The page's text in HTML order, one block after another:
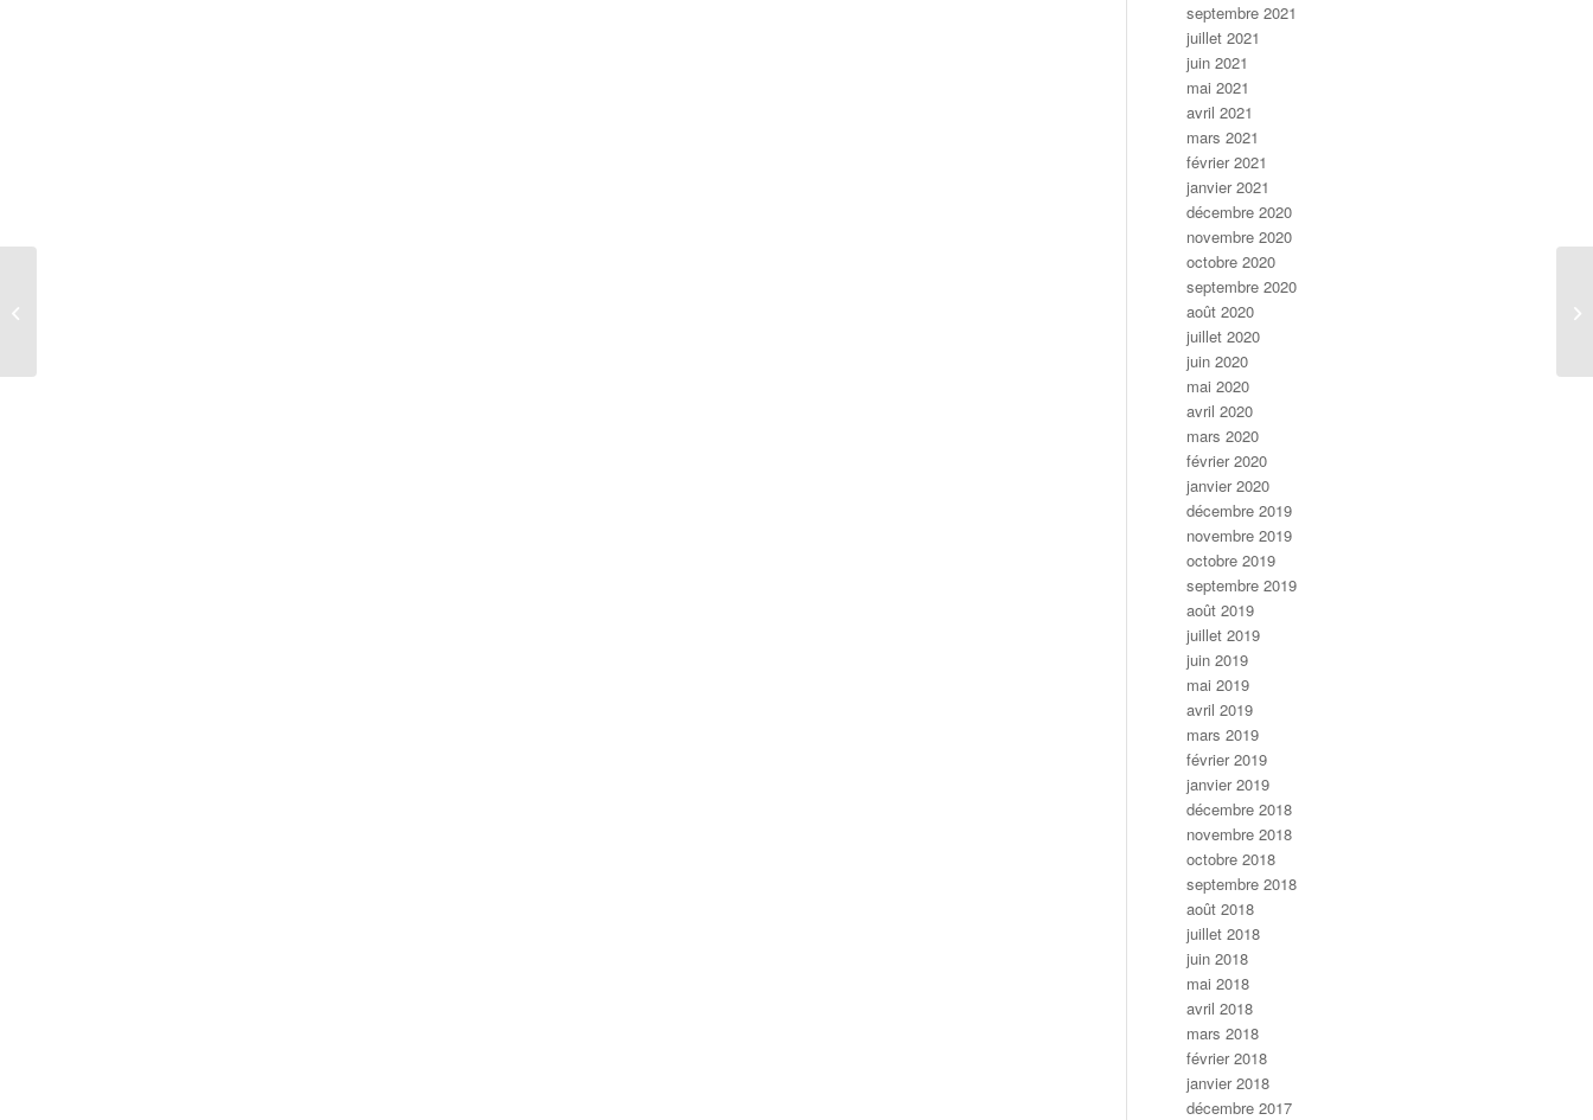
septembre 2021
juillet 2021
juin 2021
mai 2021
avril 2021
mars 2021
février 2021
janvier 2021
décembre 2020
novembre 2020
octobre 2020
septembre 2020
août 2020
juillet 2020
juin 2020
mai 2020
avril 2020
mars 2020
février 2020
janvier 2020
décembre 2019
novembre 2019
octobre 2019
septembre 2019
août 2019
juillet 2019
juin 2019
mai 2019
avril 2019
mars 2019
février 2019
janvier 2019
décembre 2018
novembre 2018
octobre 2018
septembre 2018
août 2018
juillet 2018
juin 2018
mai 2018
avril 2018
mars 2018
février 2018
janvier 2018
décembre 2017